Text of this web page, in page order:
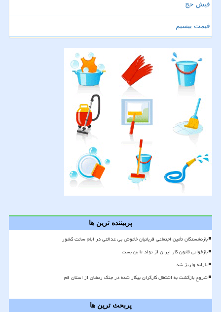
فیش حج
قیمت بیسیم
پربیننده ترین ها
بازنشستگان تأمین اجتماعی قربانیان خاموش بی عدالتی در ایام سخت کشور
بازخوانی قانون کار ایران از تولد تا بن بست
یارانه واریز شد
شروع بازگشت به اشتغال کارگران بیکار شده در جنگ رمضان از استان قم
پربحث ترین ها